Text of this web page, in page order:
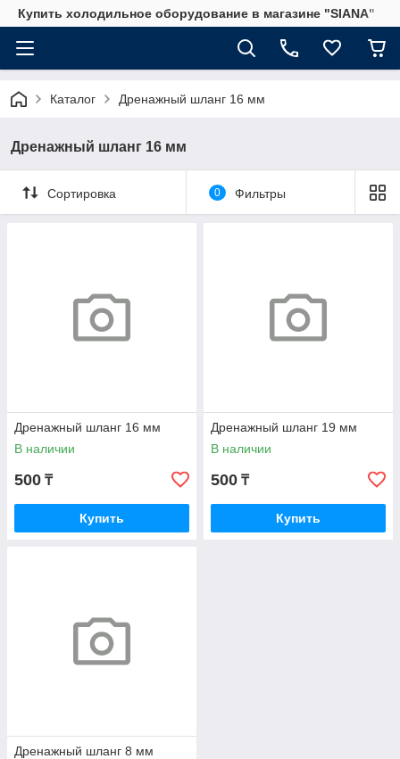
Купить холодильное оборудование в магазине "SIANA"
Каталог Дренажный шланг 16 мм
Дренажный шланг 16 мм
Сортировка 0 Фильтры
Дренажный шланг 16 мм
В наличии
500 ₸
Купить
Дренажный шланг 19 мм
В наличии
500 ₸
Купить
Дренажный шланг 8 мм